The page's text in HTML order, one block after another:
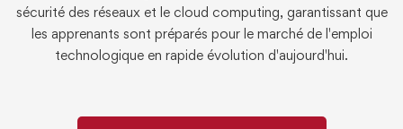
sécurité des réseaux et le cloud computing, garantissant que
les apprenants sont préparés pour le marché de l'emploi
technologique en rapide évolution d'aujourd'hui.